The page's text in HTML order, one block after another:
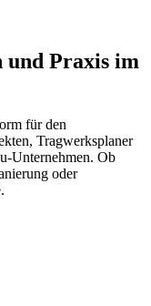
und Praxis im
für den
Tragwerksplaner
Unternehmen. Ob
oder